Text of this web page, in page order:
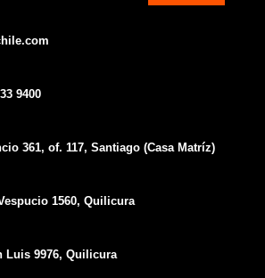
9400
361, of. 117, Santiago (Casa Matríz)
1560, Quilicura
Luis 9976, Quilicura